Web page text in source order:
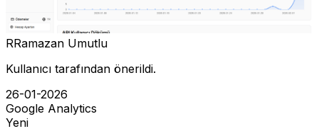
RRamazan Umutlu
Kullanıcı tarafından önerildi.
26-01-2026
Google Analytics
Yeni